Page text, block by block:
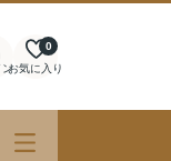
ンお気に入り
0